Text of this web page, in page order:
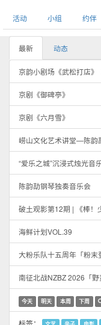
活动 小组 约伴
最新 动态
京韵小剧场《武松打店》
京剧《御碑亭》
京剧《六月雪》
崂山文化艺术讲堂—陈韵
“爱乐之城”沉浸式烛光音
陈韵劼钢琴独奏音乐会
破土观影第12期 | 《棒！
海鲜计划VOL.39
大粉乐队十五周年「粉末
南征北战NZBZ 2026「
今天 明天 本周 下周
标签：